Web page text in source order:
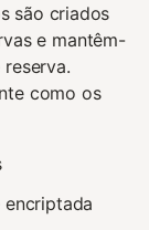
são criados
e mantêm-
como os